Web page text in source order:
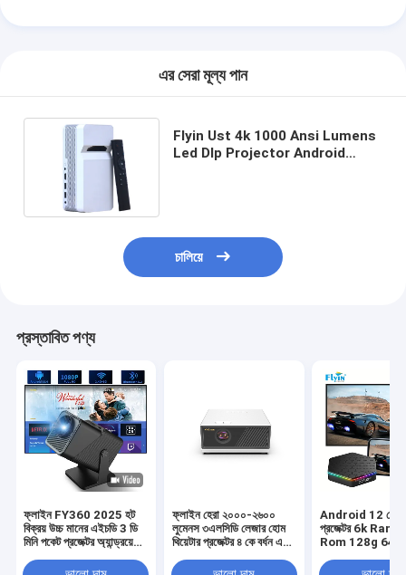
এর সেরা মূল্য পান
Flyin Ust 4k 1000 Ansi Lumens
Led Dlp Projector Android
চালিয়ে
প্রস্তাবিত পণ্য
ফ্লাইন FY360 2025 হট
বিক্রয় উচ্চ মানের এইচডি 3 ডি
মিনি পকেট প্রজেক্টর অ্যান্ড্রয়েড
ওয়াইফাই এবং পোর্টেবল বৈশিষ্ট্য
ফ্লাইন হেরা ২০০০-২৬০০
লুমেনস ৩এলসিডি লেজার হোম
থিয়েটার প্রজেক্টর ৪ কে বর্ধন এবং
Android 12 হোম
প্রজেক্টর 6k Ram
Rom 128g 64bit